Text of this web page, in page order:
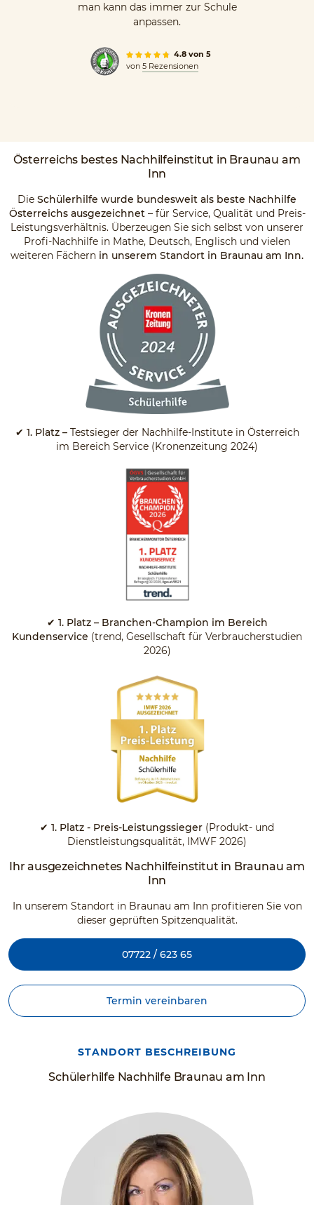
man kann das immer zur Schule
anpassen.
4.8 von 5
von 5 Rezensionen
Österreichs bestes Nachhilfeinstitut in Braunau am
Inn
Die Schülerhilfe wurde bundesweit als beste Nachhilfe
Österreichs ausgezeichnet– für Service, Qualität und Preis-
Leistungsverhältnis. Überzeugen Sie sich selbst von unserer
Profi-Nachhilfe in Mathe, Deutsch, Englisch und vielen
weiteren Fächern in unserem Standort in Braunau am Inn.
✔ 1. Platz – Testsieger der Nachhilfe-Institute in Österreich
im Bereich Service (Kronenzeitung 2024)
✔ 1. Platz – Branchen-Champion im Bereich
Kundenservice (trend, Gesellschaft für Verbraucherstudien
2026)
✔ 1. Platz - Preis-Leistungssieger (Produkt- und
Dienstleistungsqualität, IMWF 2026)
Ihr ausgezeichnetes Nachhilfeinstitut in Braunau am
Inn
In unserem Standort in Braunau am Inn profitieren Sie von
dieser geprüften Spitzenqualität.
07722 / 623 65
Termin vereinbaren
Schülerhilfe Nachhilfe Braunau am Inn
STANDORT BESCHREIBUNG